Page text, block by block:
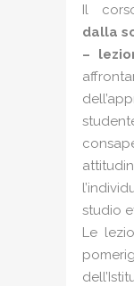
Il
dalla
–
studio
Le